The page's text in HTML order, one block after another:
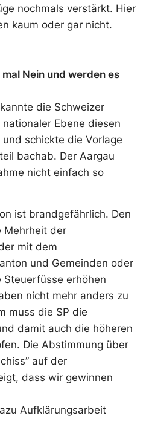
nochmals verstärkt. Hier
kaum oder gar nicht.
Nein und werden es
die Schweizer
Ebene diesen
schickte die Vorlage
bachab. Der Aargau
nicht einfach so
ist brandgefährlich. Den
Mehrheit der
mit dem
und Gemeinden oder
erhöhen
nicht mehr anders zu
muss die SP die
damit auch die höheren
Die Abstimmung über
auf der
dass wir gewinnen
Aufklärungsarbeit